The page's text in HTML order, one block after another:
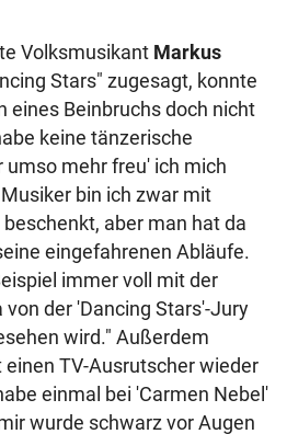
Volksmusikant Markus
Stars" zugesagt, konnte
eines Beinbruchs doch nicht
keine tänzerische
umso mehr freu' ich mich
bin ich zwar mit
aber man hat da
eingefahrenen Abläufe.
immer voll mit der
von der 'Dancing Stars'-Jury
wird." Außerdem
TV-Ausrutscher wieder
einmal bei 'Carmen Nebel'
wurde schwarz vor Augen